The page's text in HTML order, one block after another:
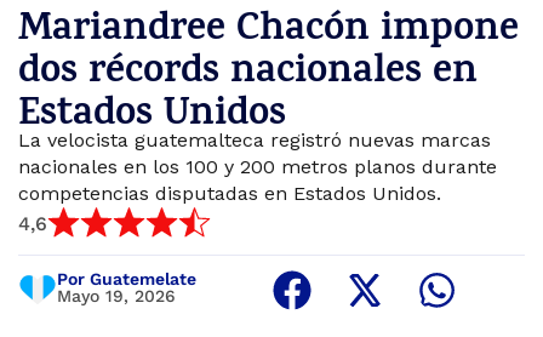
Mariandree Chacón impone
dos récords nacionales en
Estados Unidos
La velocista guatemalteca registró nuevas marcas
nacionales en los 100 y 200 metros planos durante
competencias disputadas en Estados Unidos.
4,6
Por Guatemelate
Mayo 19, 2026